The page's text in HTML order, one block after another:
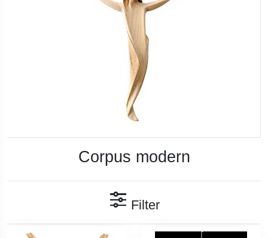
Corpus modern
Filter